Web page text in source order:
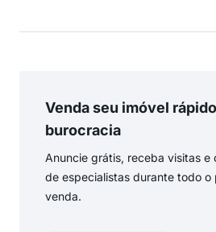
Venda seu imóvel
burocracia
Anuncie grátis, receba visitas e
de especialistas durante todo o
venda.